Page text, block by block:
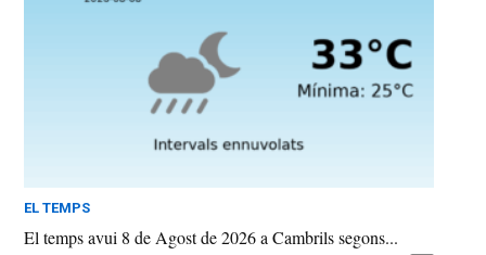
EL TEMPS
El temps avui 8 de Agost de 2026 a Cambrils segons...